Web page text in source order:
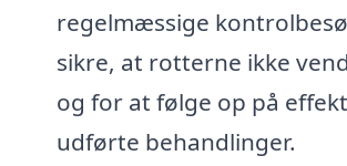
regelmæssige
sikre, at rotterne ikke
og for at følge op på
udførte behandlinger.